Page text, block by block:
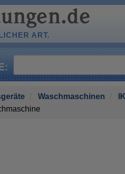
ART.
Waschmaschinen